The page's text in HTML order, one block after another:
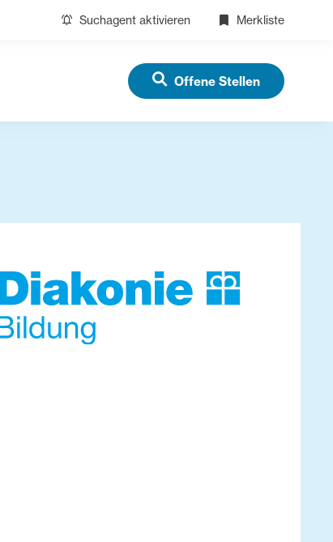
Suchagent aktivieren Merkliste
Offene Stellen